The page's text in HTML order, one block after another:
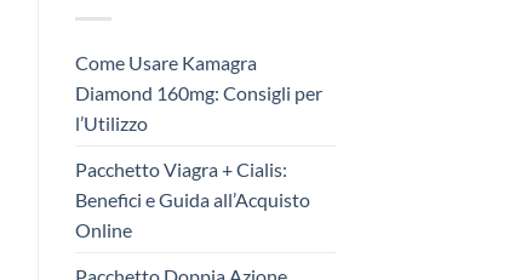
Come Usare Kamagra
Diamond 160mg: Consigli per
l’Utilizzo
Pacchetto Viagra + Cialis:
Benefici e Guida all’Acquisto
Online